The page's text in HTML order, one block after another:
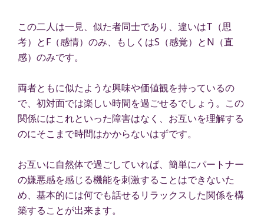
この二人は一見、似た者同士であり、違いはT（思
考）とF（感情）のみ、もしくはS（感覚）とN（直
感）のみです。
両者ともに似たような興味や価値観を持っているの
で、初対面では楽しい時間を過ごせるでしょう。この
関係にはこれといった障害はなく、お互いを理解する
のにそこまで時間はかからないはずです。
お互いに自然体で過ごしていれば、簡単にパートナー
の嫌悪感を感じる機能を刺激することはできないた
め、基本的には何でも話せるリラックスした関係を構
築することが出来ます。